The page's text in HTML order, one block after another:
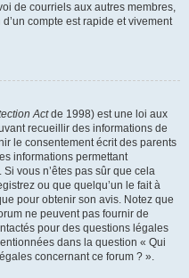
de courriels aux autres membres,
compte est rapide et vivement
Actde 1998) est une loi aux
recueillir des informations de
le consentement écrit des parents
informations permettant
vous n’êtes pas sûr que cela
ou que quelqu’un le fait à
pour obtenir son avis. Notez que
ne peuvent pas fournir de
pour des questions légales
dans la question « Qui
concernant ce forum ? ».